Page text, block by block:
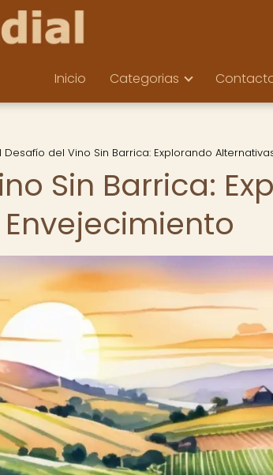
Inicio Categorias
Desafío del Vino Sin Barrica: Explorando
Sin Barrica: